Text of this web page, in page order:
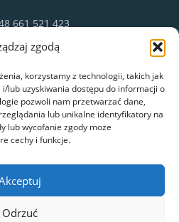
zgodą
korzystamy z technologii, takich jak
lub uzyskiwania dostępu do informacji o
pozwoli nam przetwarzać dane,
lub unikalne identyfikatory na
lub wycofanie zgody może
cechy i funkcje.
Odrzuć
661 521 423
003 711